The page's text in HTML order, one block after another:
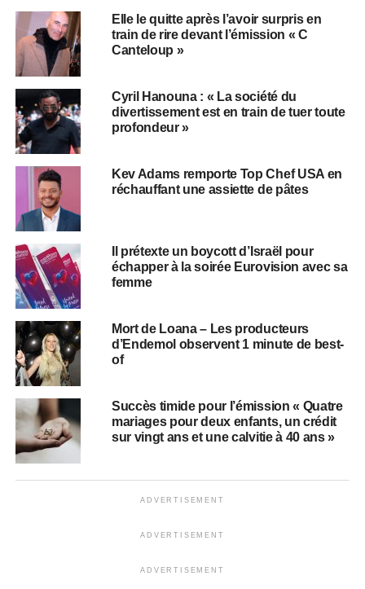
Elle le quitte après l’avoir surpris en
train de rire devant l’émission « C
Canteloup »
Cyril Hanouna : « La société du
divertissement est en train de tuer toute
profondeur »
Kev Adams remporte Top Chef USA en
réchauffant une assiette de pâtes
Il prétexte un boycott d’Israël pour
échapper à la soirée Eurovision avec sa
femme
Mort de Loana – Les producteurs
d’Endemol observent 1 minute de best-
of
Succès timide pour l’émission « Quatre
mariages pour deux enfants, un crédit
sur vingt ans et une calvitie à 40 ans »
ADVERTISEMENT
ADVERTISEMENT
ADVERTISEMENT